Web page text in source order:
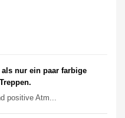
nur ein paar farbige
positive Atm...